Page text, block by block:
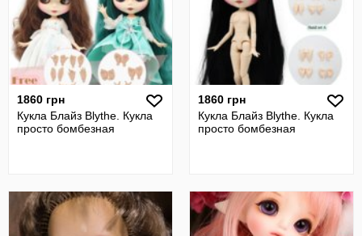
1860 грн
Кукла Блайз Blythe. Кукла
просто бомбезная
1860 грн
Кукла Блайз Blythe. Кукла
просто бомбезная